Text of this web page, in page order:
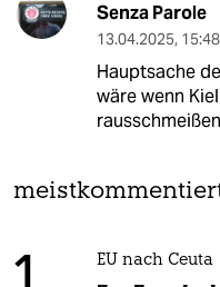
Senza Parole
13.04.2025,
Hauptsache
wäre wenn
EU nach Ceuta